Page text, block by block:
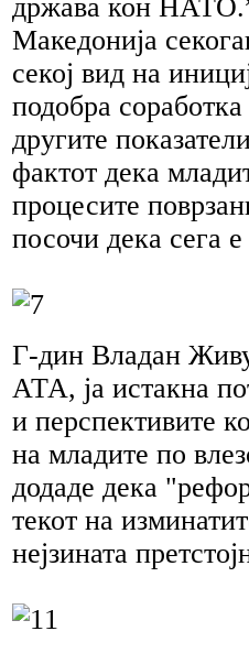
држава кон
Македонија
секој вид на
подобра
другите
фактот дека
процесите
посочи дека сега
Г-дин Владан
АТА, ја истакна
и перспективите
на младите по
додаде дека
текот на
нејзината